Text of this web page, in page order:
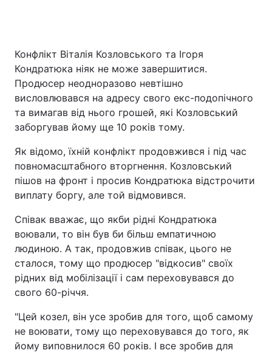
Конфлікт Віталія Козловського та Ігоря
Кондратюка ніяк не може завершитися.
Продюсер неодноразово невтішно
висловлювався на адресу свого екс-подопічного
та вимагав від нього грошей, які Козловський
заборгував йому ще 10 років тому.
Як відомо, їхній конфлікт продовжився і під час
повномасштабного вторгнення. Козловський
пішов на фронт і просив Кондратюка відстрочити
виплату боргу, але той відмовився.
Співак вважає, що якби рідні Кондратюка
воювали, то він був би більш емпатичною
людиною. А так, продовжив співак, цього не
сталося, тому що продюсер "відкосив" своїх
рідних від мобілізації і сам переховувався до
свого 60-річчя.
"Цей козел, він усе зробив для того, щоб самому
не воювати, тому що переховувався до того, як
йому виповнилося 60 років. І все зробив для